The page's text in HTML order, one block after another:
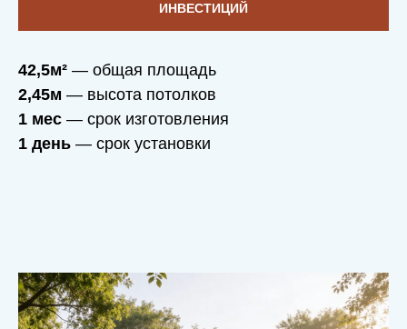
ИНВЕСТИЦИЙ
42,5м² — общая площадь
2,45м — высота потолков
1 мес — срок изготовления
1 день — срок установки